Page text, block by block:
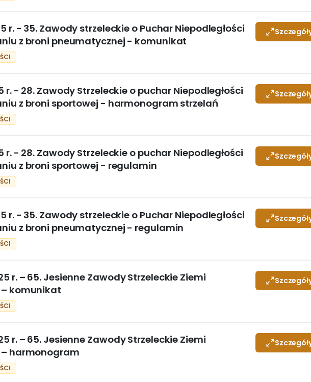
r. - 35. Zawody strzeleckie o Puchar Niepodległości
z broni pneumatycznej - komunikat
r. - 28. Zawody Strzeleckie o puchar Niepodległości
z broni sportowej - harmonogram strzelań
r. - 28. Zawody Strzeleckie o puchar Niepodległości
z broni sportowej - regulamin
r. - 35. Zawody strzeleckie o Puchar Niepodległości
z broni pneumatycznej - regulamin
r. – 65. Jesienne Zawody Strzeleckie Ziemi
komunikat
r. – 65. Jesienne Zawody Strzeleckie Ziemi
– harmonogram